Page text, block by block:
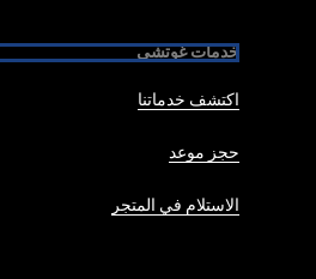
خدمات غوتشي
اكتشف خدماتنا
حجز موعد
الاستلام في المتجر